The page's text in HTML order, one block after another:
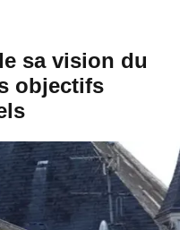
sa vision du
objectifs